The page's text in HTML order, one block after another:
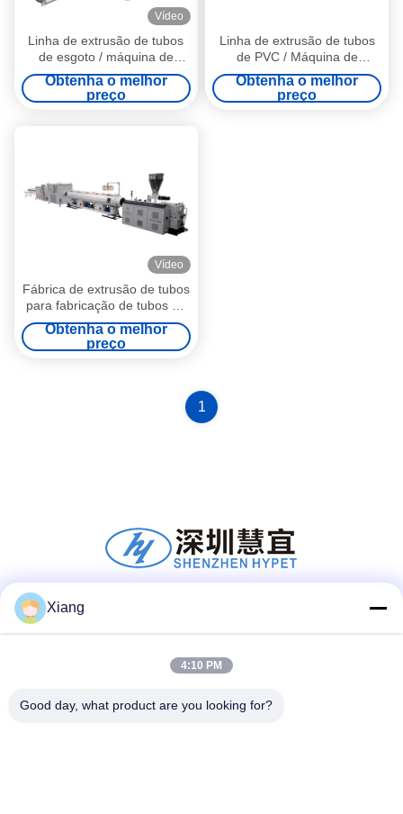
Vídeo
Linha de extrusão de tubos
de esgoto / máquina de
fabricação de tubos de PVC
160-315 mm
Obtenha o melhor
preço
Linha de extrusão de tubos
de PVC / Máquina de
fabricação de tubos de PVC
160
Obtenha o melhor
preço
Vídeo
Fábrica de extrusão de tubos
para fabricação de tubos de
PVC de diferentes tamanhos
Obtenha o melhor
preço
1
Contato Rápido
Xiang
4:10 PM
Good day, what product are you looking for?